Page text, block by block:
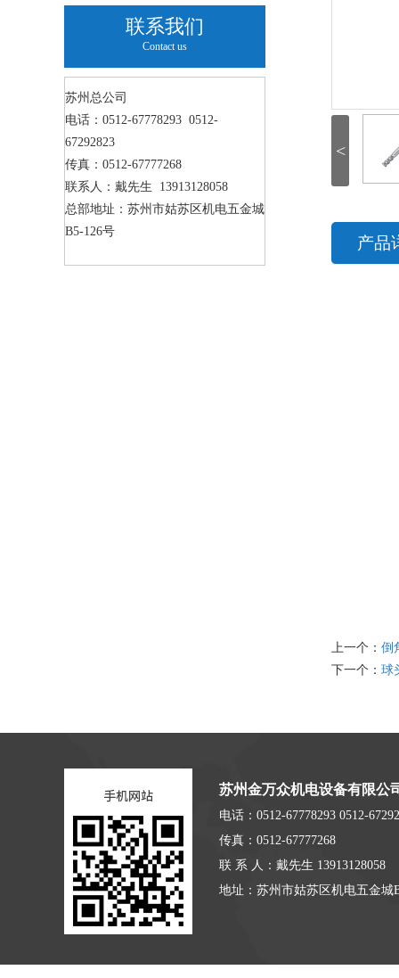
联系我们
Contact us
苏州总公司
电话：0512-67778293 0512-
67292823
传真：0512-67777268
联系人：戴先生 13913128058
总部地址：苏州市姑苏区机电五金城
B5-126号
<
产品
上一个： 倒
下一个： 球
苏州金万众机电设备有限公
电话：0512-67778293 0512-
传真：0512-67777268
联 系 人：戴先生 13913128058
地址：苏州市姑苏区机电五金城